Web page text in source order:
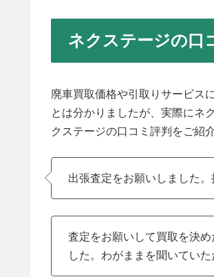
ネクステージの口
廃車買取価格や引取りサービス
とは分かりましたが、実際にネ
クステージの口コミ評判をご紹
出張査定をお願いしました
査定をお願いして買取を決
した。わがままを聞いていた